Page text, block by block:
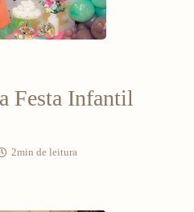
Festa Infantil
2min de leitura